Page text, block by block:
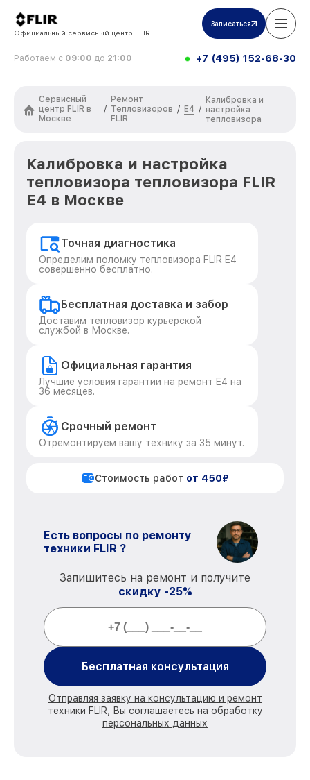
Официальный сервисный центр FLIR
Записаться
Работаем с 09:00 до 21:00 +7 (495) 152-68-30
Сервисный
центр FLIR в
Москве
/
Ремонт
Тепловизоров
FLIR
/ E4 /
Калибровка и
настройка
тепловизора
Калибровка и настройка
тепловизора тепловизора FLIR
E4 в Москве
Точная диагностика
Определим поломку тепловизора FLIR E4
совершенно бесплатно.
Бесплатная доставка и забор
Доставим тепловизор курьерской
службой в Москве.
Официальная гарантия
Лучшие условия гарантии на ремонт E4 на
36 месяцев.
Срочный ремонт
Отремонтируем вашу технику за 35 минут.
Стоимость работ от 450₽
Есть вопросы по ремонту
техники FLIR ?
Запишитесь на ремонт и получите
скидку -25%
Бесплатная консультация
Отправляя заявку на консультацию и ремонт
техники FLIR, Вы соглашаетесь на обработку
персональных данных